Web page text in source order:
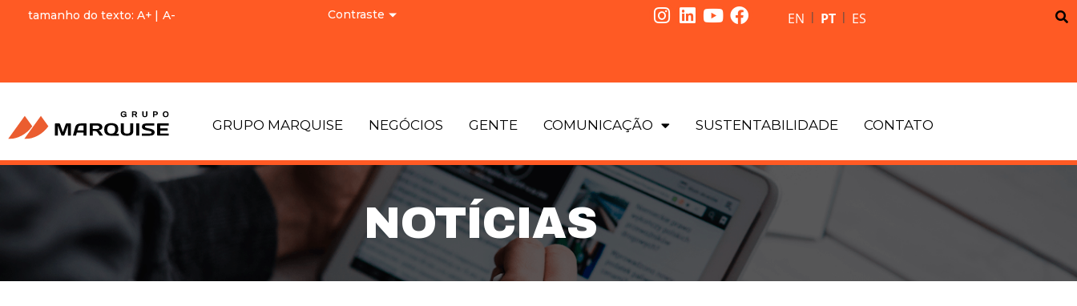
tamanho do texto: A+ | A- Contraste EN | PT | ES
GRUPO MARQUISE NEGÓCIOS GENTE COMUNICAÇÃO SUSTENTABILIDADE CONTATO
NOTÍCIAS